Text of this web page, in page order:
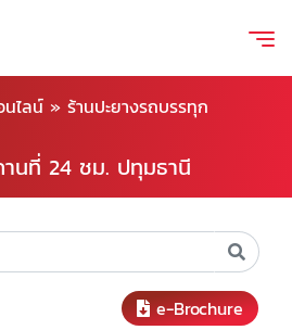
ไลน์ » ร้านปะยางรถบรรทุก
นที่ 24 ชม. ปทุมธานี
e-Brochure